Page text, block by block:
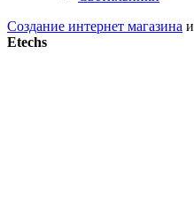
Создание интернет магазина
Etechs